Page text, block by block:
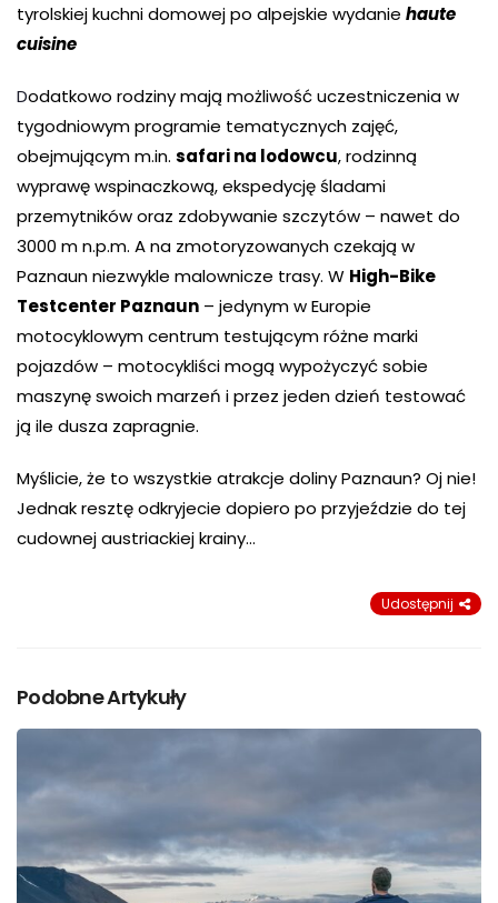
tyrolskiej kuchni domowej po alpejskie wydanie haute
cuisine
Dodatkowo rodziny mają możliwość uczestniczenia w
tygodniowym programie tematycznych zajęć,
obejmującym m.in. safari na lodowcu, rodzinną
wyprawę wspinaczkową, ekspedycję śladami
przemytników oraz zdobywanie szczytów – nawet do
3000 m n.p.m. A na zmotoryzowanych czekają w
Paznaun niezwykle malownicze trasy. W High-Bike
Testcenter Paznaun – jedynym w Europie
motocyklowym centrum testującym różne marki
pojazdów – motocykliści mogą wypożyczyć sobie
maszynę swoich marzeń i przez jeden dzień testować
ją ile dusza zapragnie.
Myślicie, że to wszystkie atrakcje doliny Paznaun? Oj nie!
Jednak resztę odkryjecie dopiero po przyjeździe do tej
cudownej austriackiej krainy…
Udostępnij
Podobne Artykuły